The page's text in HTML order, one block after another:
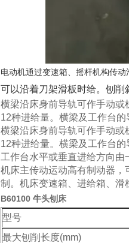
电动机通过变速箱、摇杆机构传
可以沿着刀架滑板时给。刨削
横梁沿床身前导轨可作手动
12种进给量。横梁及工作台
横梁沿床身前导轨可作手动
12种进给量。横梁及工作台
工作台水平或垂直进给方向由
机床主传动运动高有制动器
制。 机床变速箱、进给箱、滑
B60100 牛头刨床
型号
最大刨削长度(mm)